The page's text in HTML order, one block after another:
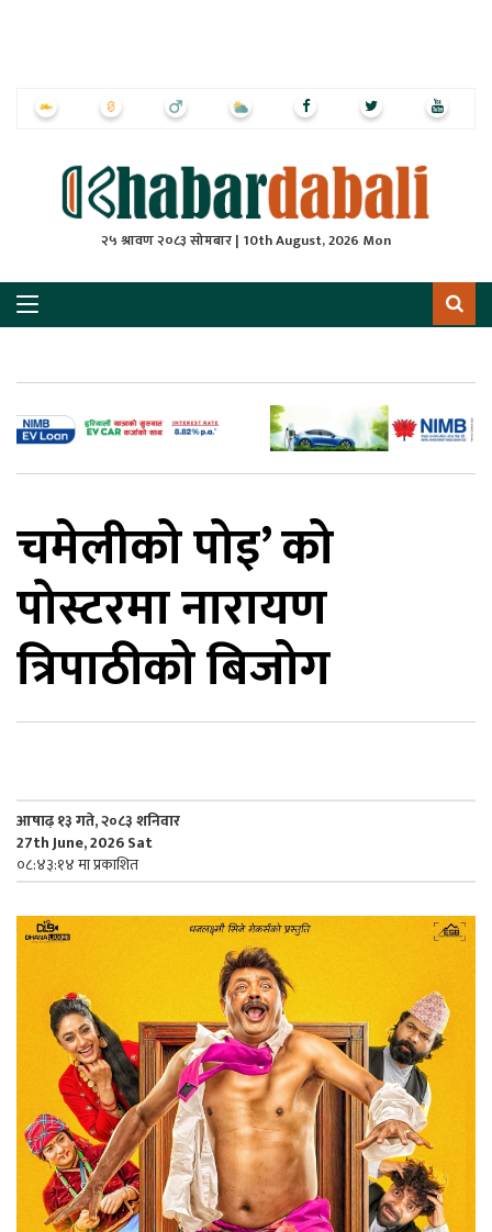
२५ श्रावण २०८३ सोमबार | 10th August, 2026 Mon
चमेलीको पोइ’ को
पोस्टरमा नारायण
त्रिपाठीको बिजोग
आषाढ़ १३ गते, २०८३ शनिवार
27th June, 2026 Sat
०८:४३:१४ मा प्रकाशित